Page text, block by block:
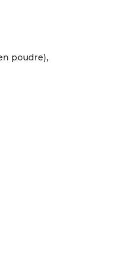
poudre),